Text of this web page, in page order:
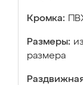
Кромка:
Размеры:
размера